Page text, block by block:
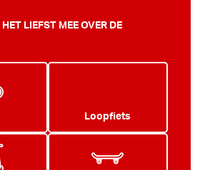
LIEFST MEE OVER DE
Loopfiets